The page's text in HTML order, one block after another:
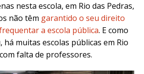
nesta escola, em Rio das Pedras,
não têm garantido o seu direito
a escola pública. E como
muitas escolas públicas em Rio
falta de professores.